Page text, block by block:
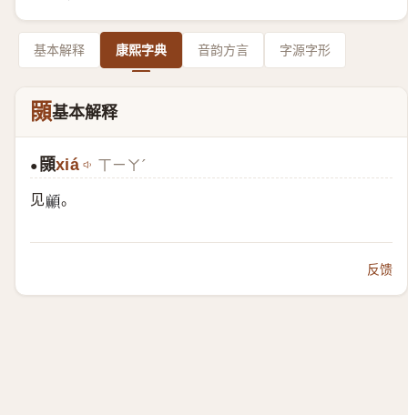
基本解释 康熙字典 音韵方言 字源字形
䫗基本解释
● 䫗xiá ㄒㄧㄚˊ
见𩔶 。
反馈